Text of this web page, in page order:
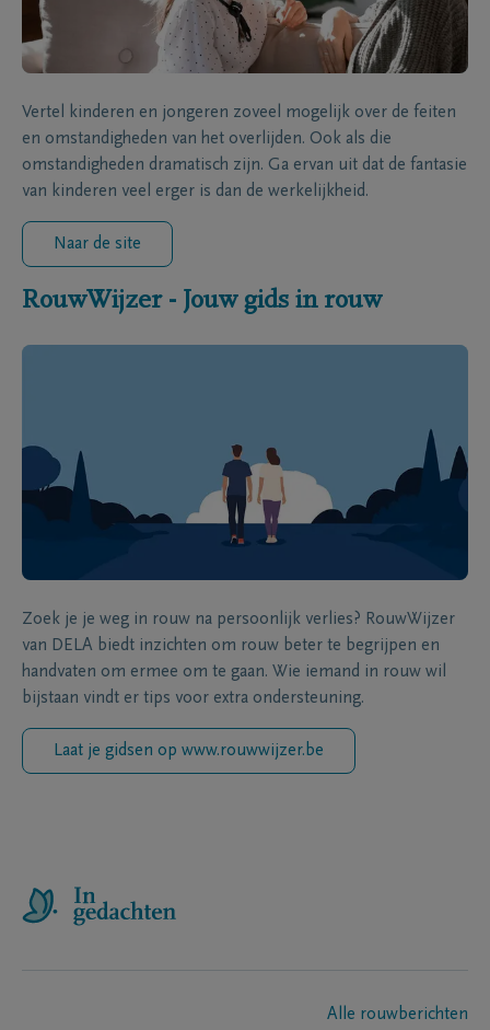
Vertel kinderen en jongeren zoveel mogelijk over de feiten
en omstandigheden van het overlijden. Ook als die
omstandigheden dramatisch zijn. Ga ervan uit dat de fantasie
van kinderen veel erger is dan de werkelijkheid.
Naar de site
RouwWijzer - Jouw gids in rouw
Zoek je je weg in rouw na persoonlijk verlies? RouwWijzer
van DELA biedt inzichten om rouw beter te begrijpen en
handvaten om ermee om te gaan. Wie iemand in rouw wil
bijstaan vindt er tips voor extra ondersteuning.
Laat je gidsen op www.rouwwijzer.be
Alle rouwberichten